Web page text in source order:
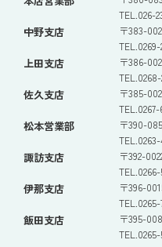
TEL.026-
中野支店
〒383-
上田支店
〒386-
佐久支店
〒385-
松本営業部
〒390-
諏訪支店
〒392-
伊那支店
〒396-
飯田支店
〒395-